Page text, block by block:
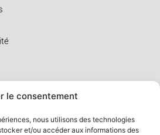
le consentement
nous utilisons des technologies
et/ou accéder aux informations des